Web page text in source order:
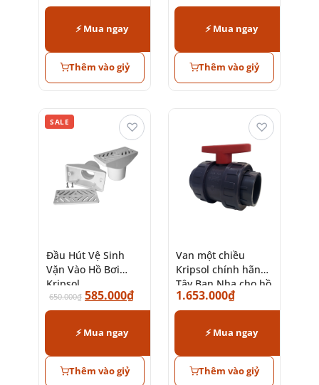
⚡ Mua ngay
Thêm vào giỷ
⚡ Mua ngay
Thêm vào giỷ
SALE
Đầu Hút Vệ Sinh
Vặn Vào Hồ Bơi
Kripsol
650.000₫ 585.000₫
⚡ Mua ngay
Thêm vào giỷ
♡
Van một chiều
Kripsol chính hãng
Tây Ban Nha cho hồ
bơi chất lượng
1.653.000₫
⚡ Mua ngay
Thêm vào giỷ
♡